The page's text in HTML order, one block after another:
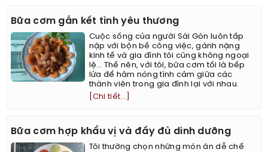
Bữa cơm gắn kết tình yêu thương
Cuộc sống của người Sài Gòn luôn tấp
nập với bộn bề công việc, gánh nặng
kinh tế và gia đình tôi cũng không ngoại
lệ… Thế nên, với tôi, bữa cơm tối là bếp
lửa để hâm nóng tình cảm giữa các
thành viên trong gia đình lại với nhau.
[Chi tiết...]
Bữa cơm hợp khẩu vị và đầy đủ dinh dưỡng
Tôi thường chọn những món ăn dễ chế